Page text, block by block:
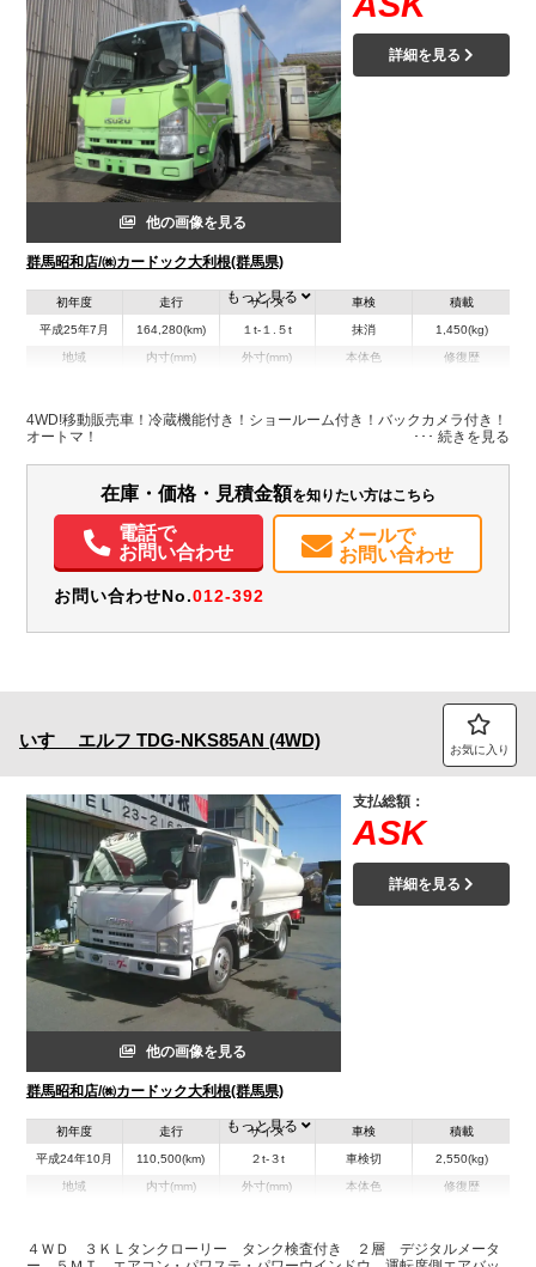
他の画像を見る
群馬昭和店/㈱カードック大利根(群馬県)
詳細を見る
初年度
平成25年7月
走行
164,280(km)
サイズ
１t-１.５t
車検
抹消
積載
1,450(kg)
地域 内寸(mm) 外寸(mm)
H:3,050
本体色 修復歴
パワステ パワーウィンドウ ABS エアバッグ
集中ドアロック
電動格納ミラー
もっと見る
4WD!移動販売車！冷蔵機能付き！ショールーム付き！バックカメラ付き！
オートマ！
在庫・価格・見積金額を知りたい方はこちら
電話で
お問い合わせ
メールで
お問い合わせ
お問い合わせNo.012-392
いすゞ エルフ TDG-NKS85AN (4WD) お気に入り
他の画像を見る
群馬昭和店/㈱カードック大利根(群馬県)
支払総額：
ASK
詳細を見る
初年度
平成24年10月
走行
110,500(km)
サイズ
２t-３t
車検
車検切
積載
2,550(kg)
地域 内寸(mm) 外寸(mm) 本体色 修復歴
もっと見る
４ＷＤ ３ＫＬタンクローリー タンク検査付き ２層 デジタルメータ